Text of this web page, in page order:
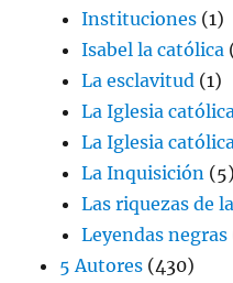
Instituciones (1)
Isabel la católica
La esclavitud (1)
La Iglesia
La Iglesia
La Inquisición (5)
Las riquezas de
Leyendas negras
5 Autores (430)